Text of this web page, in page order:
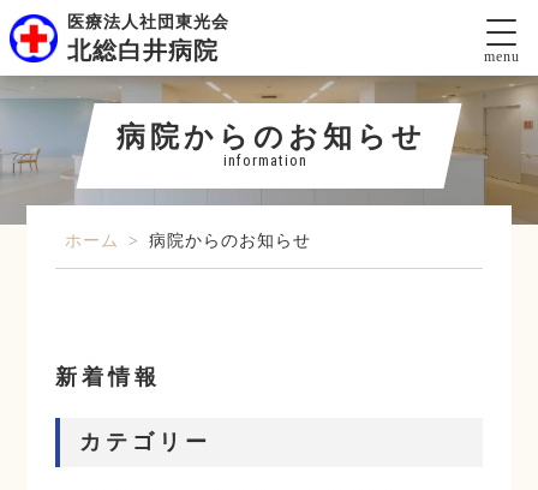
医療法人社団東光会
北総白井病院
病院からのお知らせ
information
ホーム > 病院からのお知らせ
新着情報
カテゴリー
menu